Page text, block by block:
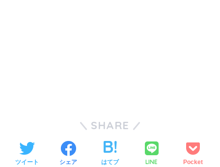
SHARE
ツイート シェア はてブ LINE Pocket